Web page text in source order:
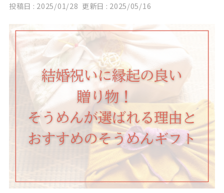
投稿日 : 2025/01/28 更新日 : 2025/05/16